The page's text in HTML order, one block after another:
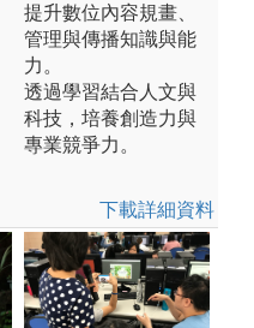
提升數位內容規畫、
管理與傳播知識與能
力。
透過學習結合人文與
科技，培養創造力與
專業競爭力。
下載詳細資料